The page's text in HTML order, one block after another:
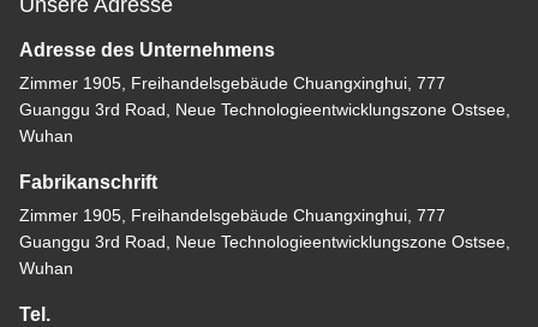
Unsere Adresse
Adresse des Unternehmens
Zimmer 1905, Freihandelsgebäude Chuangxinghui, 777
Guanggu 3rd Road, Neue Technologieentwicklungszone Ostsee,
Wuhan
Fabrikanschrift
Zimmer 1905, Freihandelsgebäude Chuangxinghui, 777
Guanggu 3rd Road, Neue Technologieentwicklungszone Ostsee,
Wuhan
Tel.